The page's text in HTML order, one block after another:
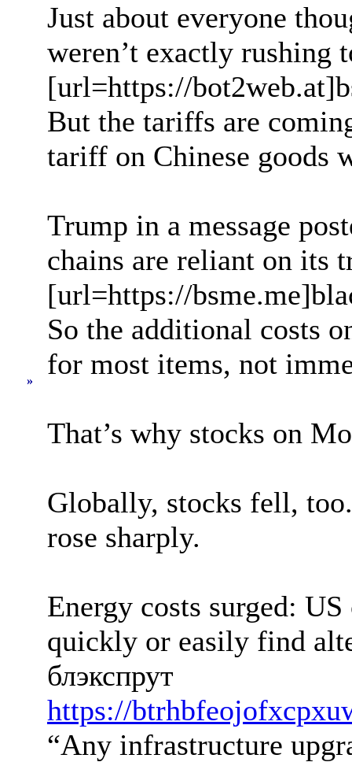
»
Just about everyone
weren’t exactly rushing
[url=https://
But the tariffs are
tariff on Chinese goods
Trump in a message
chains are reliant on its
[url=https://
So the additional costs
for most items, not
That’s why stocks on
Globally, stocks fell,
rose sharply.
Energy costs surged:
quickly or easily find
блэкспрут
https://
“Any infrastructure